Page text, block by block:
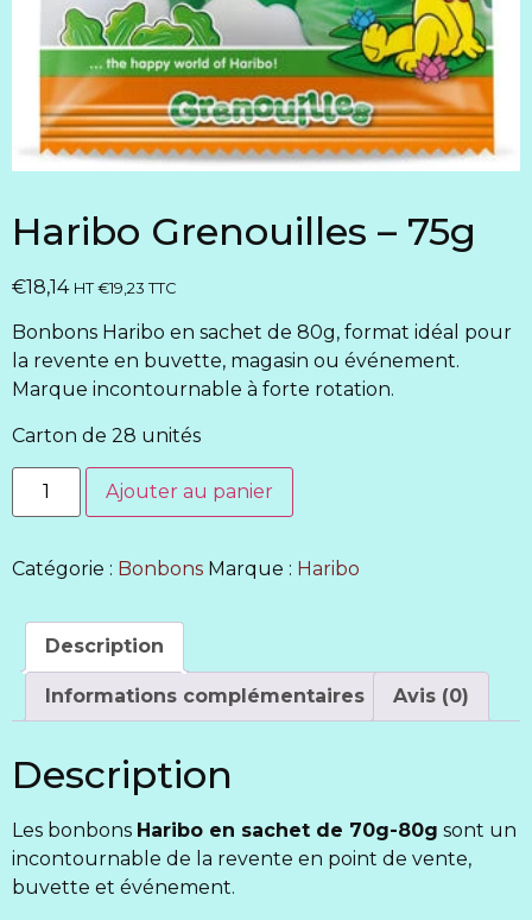
Haribo Grenouilles – 75g
€18,14 HT€19,23 TTC
Bonbons Haribo en sachet de 80g, format idéal pour
la revente en buvette, magasin ou événement.
Marque incontournable à forte rotation.
Carton de 28 unités
Ajouter au panier
Catégorie : Bonbons Marque : Haribo
Description
Informations complémentaires Avis (0)
Description
Les bonbons Haribo en sachet de 70g-80g sont un
incontournable de la revente en point de vente,
buvette et événement.